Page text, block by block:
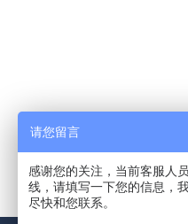
请您留言
感谢您的关注，当前客服人
线，请填写一下您的信息，
尽快和您联系。